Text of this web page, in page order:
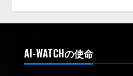
AI-WATCHの使命